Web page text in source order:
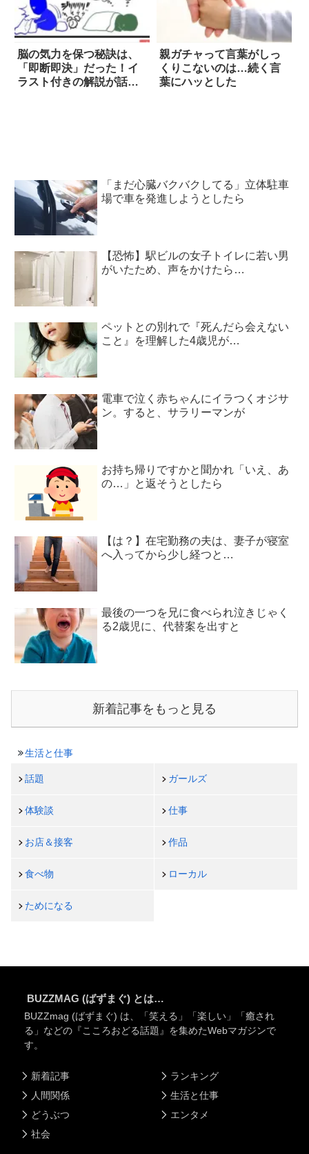
脳の気力を保つ秘訣は、
「即断即決」だった！イ
ラスト付きの解説が話題
親ガチャって言葉がしっ
くりこないのは…続く言
葉にハッとした
「まだ心臓バクバクしてる」立体駐車
場で車を発進しようとしたら
【恐怖】駅ビルの女子トイレに若い男
がいたため、声をかけたら…
ペットとの別れで『死んだら会えない
こと』を理解した4歳児が…
電車で泣く赤ちゃんにイラつくオジサ
ン。すると、サラリーマンが
お持ち帰りですかと聞かれ「いえ、あ
の…」と返そうとしたら
【は？】在宅勤務の夫は、妻子が寝室
へ入ってから少し経つと…
最後の一つを兄に食べられ泣きじゃく
る2歳児に、代替案を出すと
新着記事をもっと見る
生活と仕事
話題 ガールズ
体験談 仕事
お店＆接客 作品
食べ物 ローカル
ためになる
BUZZMAG (ばずまぐ) とは…
BUZZmag (ばずまぐ) は、「笑える」「楽しい」「癒され
る」などの『こころおどる話題』を集めたWebマガジンで
す。
新着記事
人間関係
どうぶつ
社会
ランキング
生活と仕事
エンタメ